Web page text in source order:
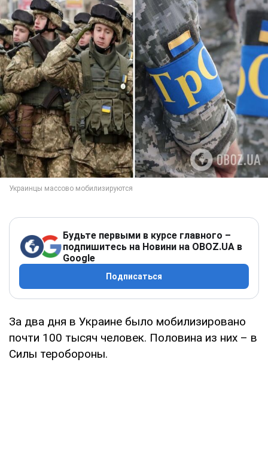
Будьте первыми в курсе главного –
подпишитесь на Новини на OBOZ.UA в
Google
Подписаться
За два дня в Украине было мобилизировано
почти 100 тысяч человек. Половина из них – в
Силы теробороны.